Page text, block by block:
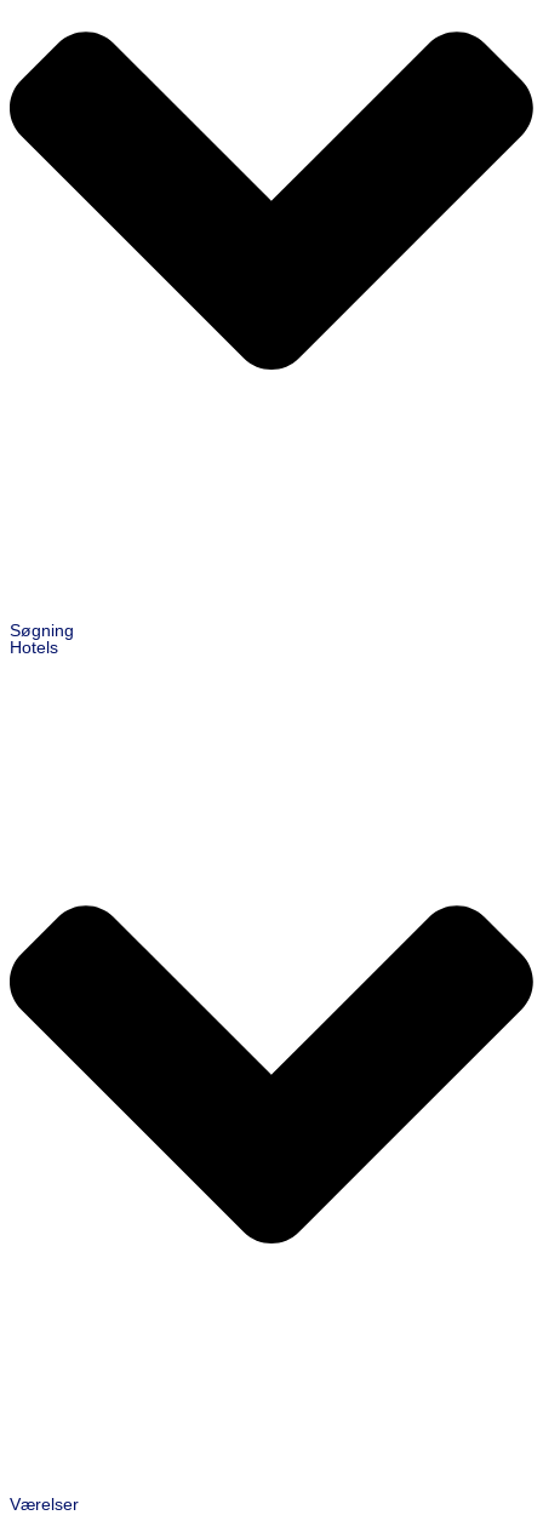
Søgning
Hotels
Værelser